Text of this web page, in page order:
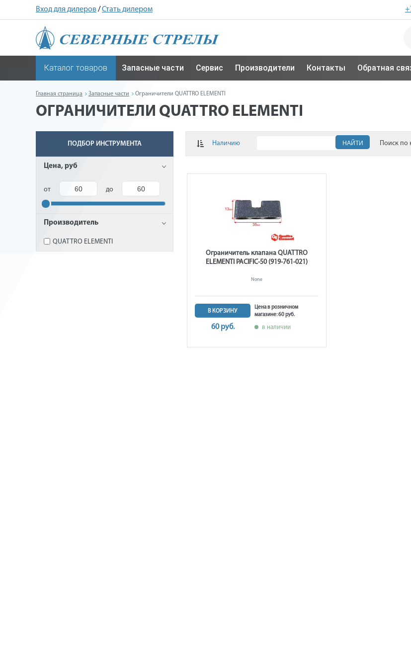
Вход для дилеров/Стать дилером
Каталог товаров Запасные части Сервис Производители Контакты Обратная
Главная страница Запасные части Ограничители QUATTRO ELEMENTI
ОГРАНИЧИТЕЛИ QUATTRO ELEMENTI
ПОДБОР ИНСТРУМЕНТА
Цена, руб
от до
Производитель
QUATTRO ELEMENTI
Наличию НАЙТИ Поиск по
Ограничитель клапана QUATTRO
ELEMENTI PACIFIC-50 (919-761-021)
None
В КОРЗИНУ
60 руб.
Цена в розничном
магазине: 60 руб.
в наличии